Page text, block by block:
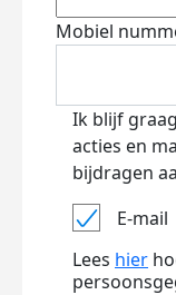
Mobiel
Ik blijf
acties en
bijdragen
E-mail
Lees hier